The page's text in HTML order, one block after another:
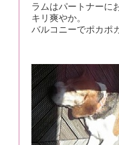
ラムはパートナーに
キリ爽やか。
バルコニーでポカポ